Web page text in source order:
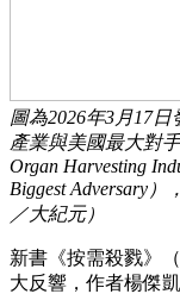
圖為2026年3月17
產業與美國最大對
Organ Harvesting
Biggest Adversary
／大紀元）
新書《按需殺戮》
大反響，作者楊傑